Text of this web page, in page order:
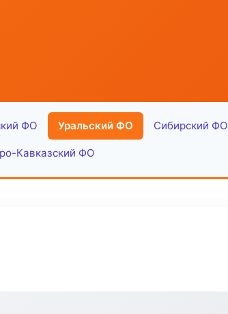
ФО Уральский ФО Сибирский ФО
Кавказский ФО